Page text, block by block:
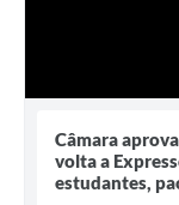
Câmara
volta a
estudantes,